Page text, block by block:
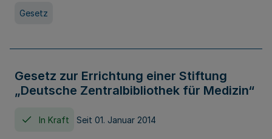
Gesetz
Gesetz zur Errichtung einer Stiftung
„Deutsche Zentralbibliothek für Medizin“
In Kraft Seit 01. Januar 2014